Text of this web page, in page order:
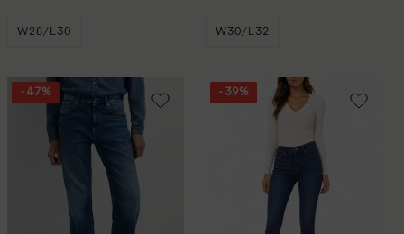
W28/L30 W30/L32
- 47% - 39%